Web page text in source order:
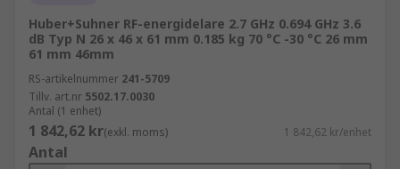
Huber+Suhner RF-energidelare 2.7 GHz 0.694 GHz 3.6
dB Typ N 26 x 46 x 61 mm 0.185 kg 70 °C -30 °C 26 mm
61 mm 46mm
RS-artikelnummer 241-5709
Tillv. art.nr 5502.17.0030
Antal (1 enhet)
1 842,62 kr(exkl. moms) 1 842,62 kr/enhet
Antal